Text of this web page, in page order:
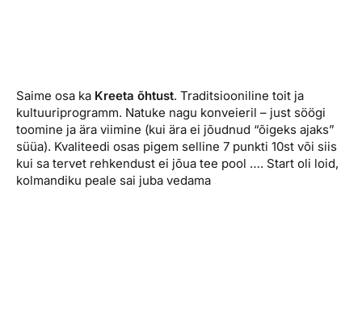
Saime osa ka Kreeta õhtust. Traditsiooniline toit ja
kultuuriprogramm. Natuke nagu konveieril – just söögi
toomine ja ära viimine (kui ära ei jõudnud “õigeks ajaks”
süüa). Kvaliteedi osas pigem selline 7 punkti 10st või siis
kui sa tervet rehkendust ei jõua tee pool …. Start oli loid,
kolmandiku peale sai juba vedama